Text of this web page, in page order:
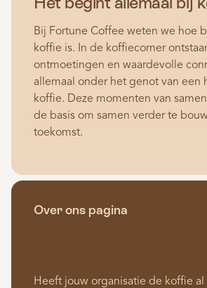
Bij Fortune Coffee weten we hoe
koffie is. In de koffiecorner
ontmoetingen en waardevolle
allemaal onder het genot van een
koffie. Deze momenten van
de basis om samen verder te
toekomst.
Over ons pagina
Heeft jouw organisatie de koffie